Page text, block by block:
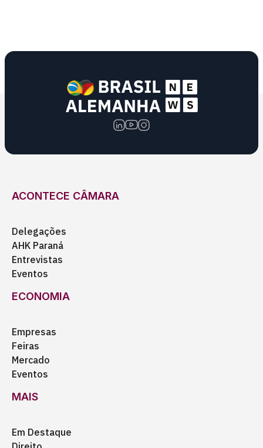
ACONTECE CÂMARA
Delegações
AHK Paraná
Entrevistas
Eventos
ECONOMIA
Empresas
Feiras
Mercado
Eventos
MAIS
Em Destaque